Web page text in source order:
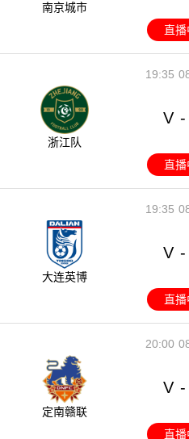
南京城市
直播
19:35
浙江队
V -
直播
19:35
大连英博
V -
直播
20:00
定南赣联
V -
直播